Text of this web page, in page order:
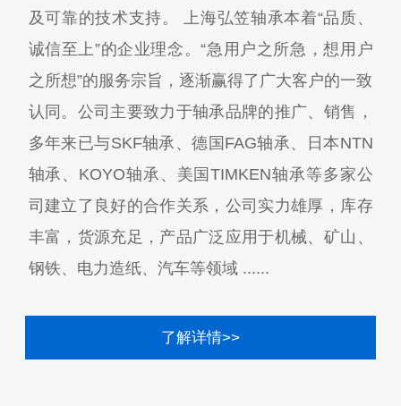
及可靠的技术支持。 上海弘笠轴承本着“品质、
诚信至上”的企业理念。“急用户之所急，想用户
之所想”的服务宗旨，逐渐赢得了广大客户的一致
认同。公司主要致力于轴承品牌的推广、销售，
多年来已与SKF轴承、德国FAG轴承、日本NTN
轴承、KOYO轴承、美国TIMKEN轴承等多家公
司建立了良好的合作关系，公司实力雄厚，库存
丰富，货源充足，产品广泛应用于机械、矿山、
钢铁、电力造纸、汽车等领域 ......
了解详情>>